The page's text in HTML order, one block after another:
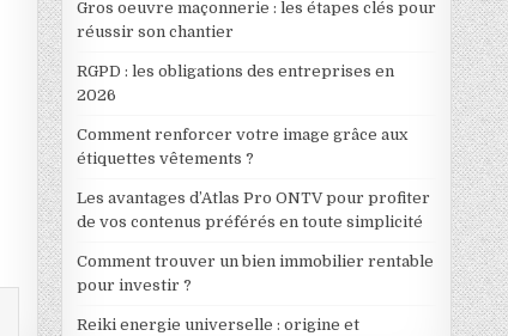
Gros oeuvre maçonnerie : les étapes clés pour
réussir son chantier
RGPD : les obligations des entreprises en
2026
Comment renforcer votre image grâce aux
étiquettes vêtements ?
Les avantages d’Atlas Pro ONTV pour profiter
de vos contenus préférés en toute simplicité
Comment trouver un bien immobilier rentable
pour investir ?
Reiki energie universelle : origine et